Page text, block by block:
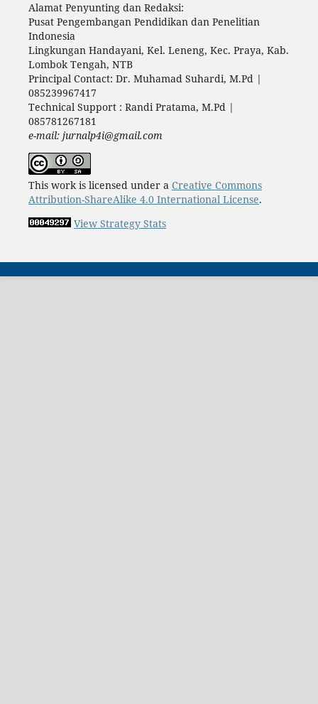
Alamat Penyunting dan Redaksi:
Pusat Pengembangan Pendidikan dan Penelitian
Indonesia
Lingkungan Handayani, Kel. Leneng, Kec. Praya, Kab.
Lombok Tengah, NTB
Principal Contact: Dr. Muhamad Suhardi, M.Pd |
085239967417
Technical Support : Randi Pratama, M.Pd |
085781267181
e-mail: jurnalp4i@gmail.com
This work is licensed under a Creative Commons
Attribution-ShareAlike 4.0 International License.
View Strategy Stats